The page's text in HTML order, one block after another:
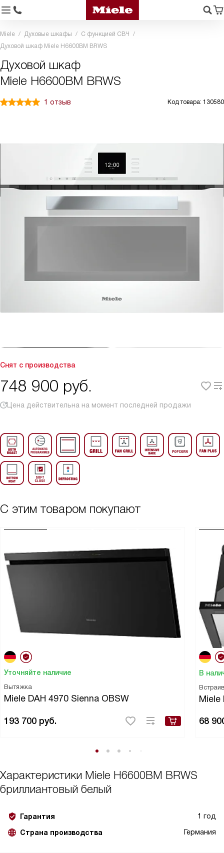
Miele Духовые шкафы
С функцией СВЧ
Духовой шкаф Miele H6600BM BRWS
Духовой шкаф
Miele H6600BM BRWS
1 отзыв Код товара: 130580
Снят с производства
748 900 руб.
Цена действительна на момент последней продажи
С этим товаром покупают
Уточняйте наличие
Вытяжка
Miele DAH 4970 Sienna OBSW
193 700 руб.
В
68
Характеристики Miele H6600BM BRWS
бриллиантовый белый
Гарантия 1 год
Страна производства Германия